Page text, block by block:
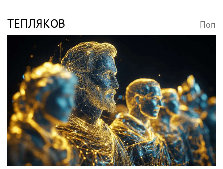
ТЕПЛЯКОВ Поп